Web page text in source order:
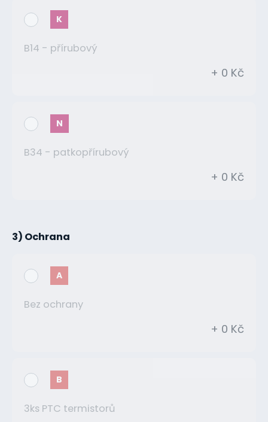
K
B14 - přírubový
+ 0 Kč
N
B34 - patkopřírubový
+ 0 Kč
3) Ochrana
A
Bez ochrany
+ 0 Kč
B
3ks PTC termistorů